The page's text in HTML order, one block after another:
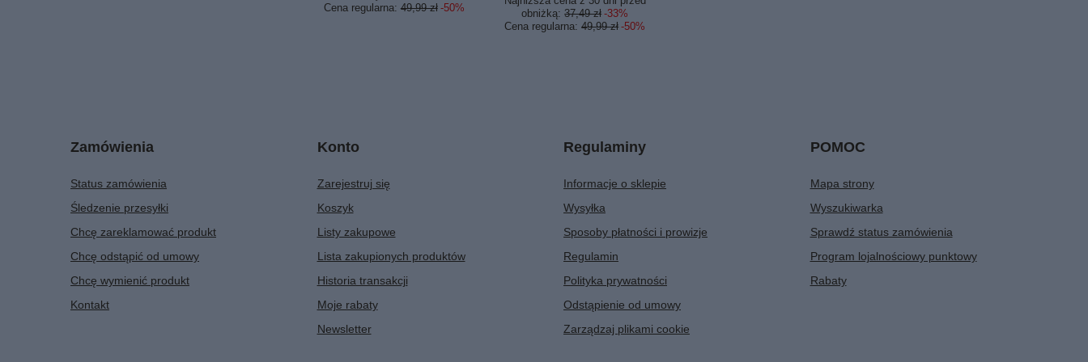
Cena regularna: 49,99 zł -50%
obniżką:37,49 zł -33%
Cena regularna:49,99 zł -50%
Zamówienia
Status zamówienia
Śledzenie przesyłki
Chcę zareklamować produkt
Chcę odstąpić od umowy
Chcę wymienić produkt
Kontakt
Konto
Zarejestruj się
Koszyk
Listy zakupowe
Lista zakupionych produktów
Historia transakcji
Moje rabaty
Newsletter
Regulaminy
Informacje o sklepie
Wysyłka
Sposoby płatności i prowizje
Regulamin
Polityka prywatności
Odstąpienie od umowy
Zarządzaj plikami cookie
POMOC
Mapa strony
Wyszukiwarka
Sprawdź status zamówienia
Program lojalnościowy punktowy
Rabaty